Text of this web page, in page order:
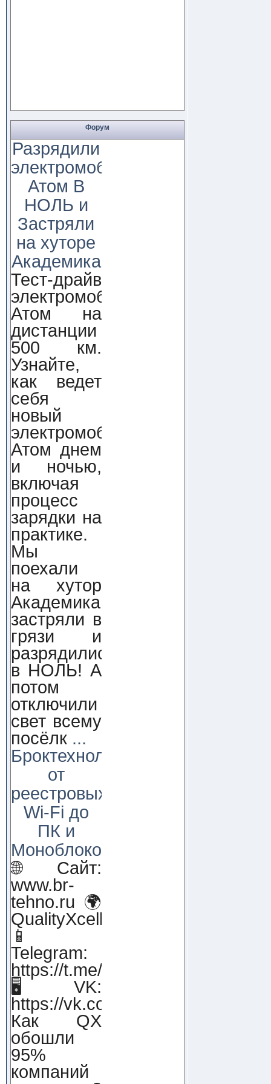
Форум
Разрядили
электромобиль
Атом В
НОЛЬ и
Застряли
на хуторе
Академика
Тест-драйв
электромобиля
Атом на
дистанции
500 км.
Узнайте,
как ведет
себя
новый
электромобиль
Атом днем
и ночью,
включая
процесс
зарядки на
практике.
Мы
поехали
на хутор
Академика,
застряли в
грязи и
разрядились
в НОЛЬ! А
потом
отключили
свет всему
посёлк ...
Броктехнолоджи:
от
реестровых
Wi-Fi до
ПК и
Моноблоков!
🌐 Сайт:
www.br-
tehno.ru 🌍
QualityXcellence.ru
📱
Telegram:
https://t.me/qx_lab_IT
🖥 VK:
https://vk.com/qualityxcellenc
Как QX
обошли
95%
компаний